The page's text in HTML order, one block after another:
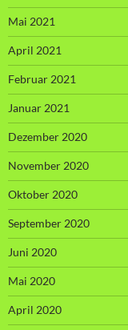
Mai 2021
April 2021
Februar 2021
Januar 2021
Dezember 2020
November 2020
Oktober 2020
September 2020
Juni 2020
Mai 2020
April 2020